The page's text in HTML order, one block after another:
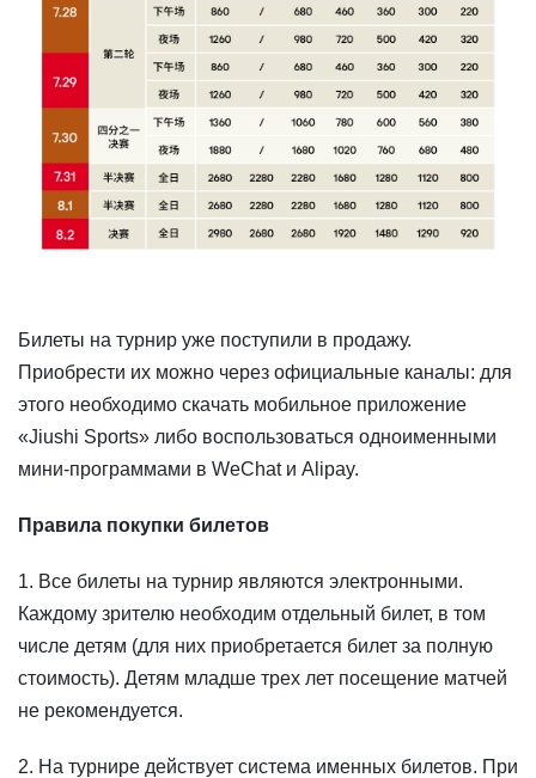
Билеты на турнир уже поступили в продажу.
Приобрести их можно через официальные каналы: для
этого необходимо скачать мобильное приложение
«Jiushi Sports» либо воспользоваться одноименными
мини-программами в WeChat и Alipay.
Правила покупки билетов
1. Все билеты на турнир являются электронными.
Каждому зрителю необходим отдельный билет, в том
числе детям (для них приобретается билет за полную
стоимость). Детям младше трех лет посещение матчей
не рекомендуется.
2. На турнире действует система именных билетов. При